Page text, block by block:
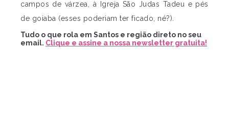
campos de várzea, à Igreja São Judas Tadeu e pés
de goiaba (esses poderiam ter ficado, né?).
Tudo o que rola em Santos e região direto no seu
email. Clique e assine a nossa newsletter gratuita!